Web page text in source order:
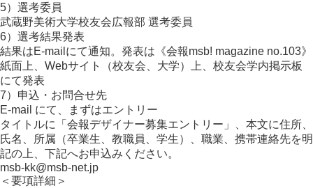
5）選考委員
武蔵野美術大学校友会広報部 選考委員
6）選考結果発表
結果はE-mailにて通知。発表は《会報msb! magazine no.103》
紙面上、Webサイト（校友会、大学）上、校友会学内掲示板
にて発表
7）申込・お問合せ先
E-mail にて、まずはエントリー
タイトルに「会報デザイナー募集エントリー」、本文に住所、
氏名、所属（卒業生、教職員、学生）、職業、携帯連絡先を明
記の上、下記へお申込みください。
msb-kk@msb-net.jp
＜要項詳細＞